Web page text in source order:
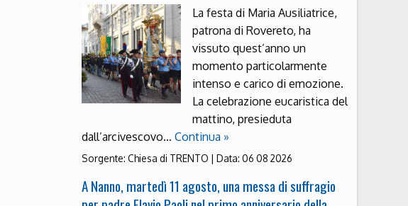
La festa di Maria Ausiliatrice,
patrona di Rovereto, ha
vissuto quest’anno un
momento particolarmente
intenso e carico di emozione.
La celebrazione eucaristica del
mattino, presieduta
dall’arcivescovo… Continua »
Sorgente: Chiesa di TRENTO | Data: 06 08 2026
A Nanno, martedì 11 agosto, una messa di suffragio